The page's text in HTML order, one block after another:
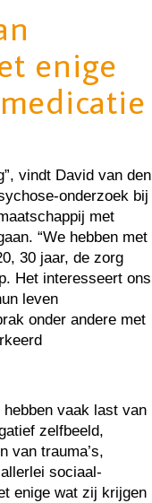
enige
vindt David van den
onderzoek bij
met
“We hebben met
30 jaar, de zorg
Het interesseert ons
leven
onder andere met
vaak last van
zelfbeeld,
van trauma’s,
sociaal-
enige wat zij krijgen